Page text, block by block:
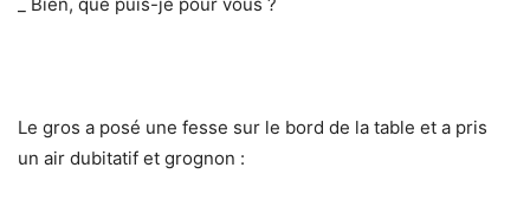
Le gros a posé une fesse sur le bord de la table et a pris
un air dubitatif et grognon :